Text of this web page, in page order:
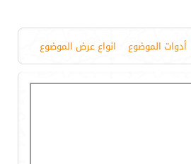
أدوات الموضوع انواع عرض الموضوع